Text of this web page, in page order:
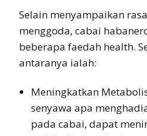
Selain menyampaikan
menggoda, cabai
beberapa faedah health.
antaranya ialah:
Meningkatkan
senyawa apa
pada cabai, dapat